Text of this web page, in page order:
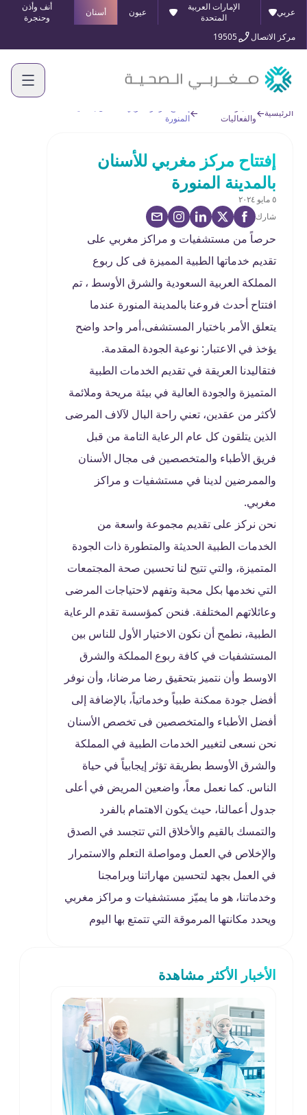
عربي
الإمارات العربية
المتحدة
عيون أسنان
أنف وأذن
وحنجرة
مركز الاتصال
19505
الرئيسية
والفعاليات
المنورة
إفتتاح مركز مغربي للأسنان
بالمدينة المنورة
٥ مايو ٢٠٢٤
شارك
حرصاً من مستشفيات و مراكز مغربي على
تقديم خدماتها الطبية المميزة فى كل ربوع
المملكة العربية السعودية والشرق الأوسط ، تم
افتتاح أحدث فروعنا بالمدينة المنورة عندما
يتعلق الأمر باختيار المستشفى،أمر واحد واضح
يؤخذ في الاعتبار: نوعية الجودة المقدمة.
فتقاليدنا العريقة في تقديم الخدمات الطبية
المتميزة والجودة العالية في بيئة مريحة وملائمة
لأكثر من عقدين، تعني راحة البال لآلاف المرضى
الذين يتلقون كل عام الرعاية التامة من قبل
فريق الأطباء والمتخصصين فى مجال الأسنان
والممرضين لدينا في مستشفيات و مراكز
مغربي.
نحن نركز على تقديم مجموعة واسعة من
الخدمات الطبية الحديثة والمتطورة ذات الجودة
المتميزة، والتي تتيح لنا تحسين صحة المجتمعات
التي نخدمها بكل محبة وتفهم لاحتياجات المرضى
وعائلاتهم المختلفة. فنحن كمؤسسة تقدم الرعاية
الطبية، نطمح أن نكون الاختيار الأول للناس بين
المستشفيات في كافة ربوع المملكة والشرق
الاوسط وأن نتميز بتحقيق رضا مرضانا، وأن نوفر
أفضل جودة ممكنة طبياً وخدماتياً، بالإضافة إلى
أفضل الأطباء والمتخصصين فى تخصص الأسنان
نحن نسعى لتغيير الخدمات الطبية في المملكة
والشرق الأوسط بطريقة تؤثر إيجابياً في حياة
الناس. كما نعمل معاً، واضعين المريض في أعلى
جدول أعمالنا، حيث يكون الاهتمام بالفرد
والتمسك بالقيم والأخلاق التي تتجسد في الصدق
والإخلاص في العمل ومواصلة التعلم والاستمرار
في العمل بجهد لتحسين مهاراتنا وبرامجنا
وخدماتنا، هو ما يميّز مستشفيات و مراكز مغربي
ويحدد مكانتها المرموقة التي تتمتع بها اليوم
الأخبار الأكثر مشاهدة